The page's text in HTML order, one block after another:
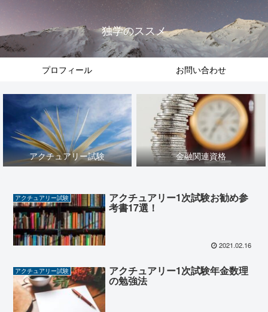
独学のススメ
プロフィール お問い合わせ
アクチュアリー試験 金融関連資格
アクチュアリー試験 アクチュアリー1次試験お勧め参
考書17選！
2021.02.16
アクチュアリー試験 アクチュアリー1次試験年金数理
の勉強法